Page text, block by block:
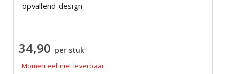
opvallend design
34,90 per stuk
Momenteel niet leverbaar